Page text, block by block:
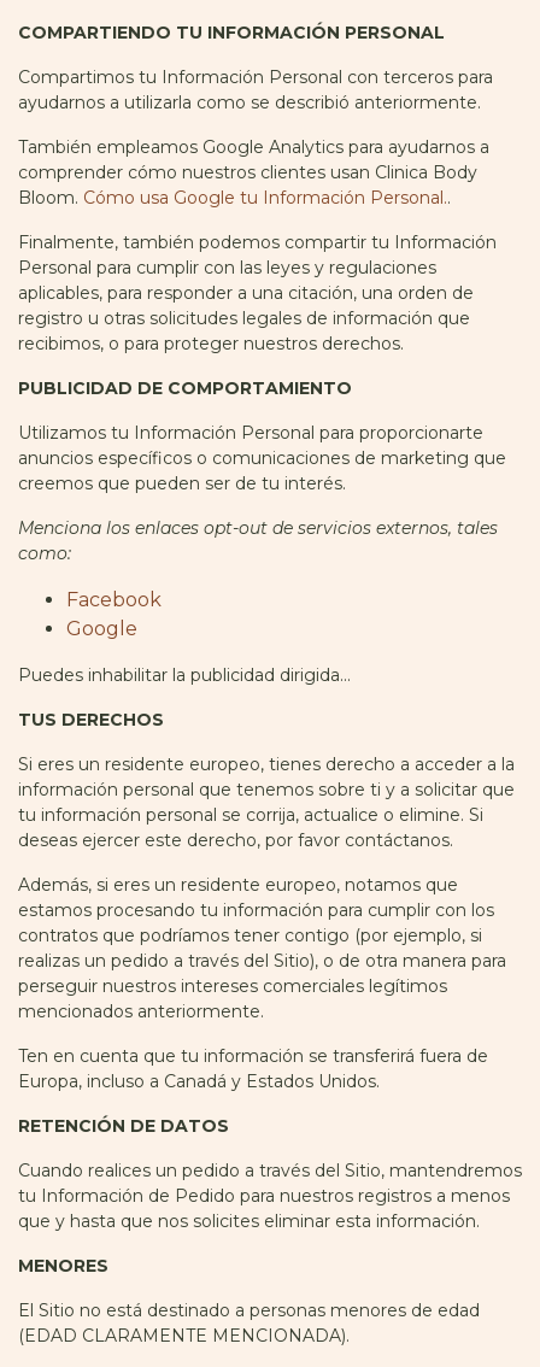
COMPARTIENDO TU INFORMACIÓN PERSONAL
Compartimos tu Información Personal con terceros para
ayudarnos a utilizarla como se describió anteriormente.
También empleamos Google Analytics para ayudarnos a
comprender cómo nuestros clientes usan Clinica Body
Bloom. Cómo usa Google tu Información Personal..
Finalmente, también podemos compartir tu Información
Personal para cumplir con las leyes y regulaciones
aplicables, para responder a una citación, una orden de
registro u otras solicitudes legales de información que
recibimos, o para proteger nuestros derechos.
PUBLICIDAD DE COMPORTAMIENTO
Utilizamos tu Información Personal para proporcionarte
anuncios específicos o comunicaciones de marketing que
creemos que pueden ser de tu interés.
Menciona los enlaces opt-out de servicios externos, tales
como:
Facebook
Google
Puedes inhabilitar la publicidad dirigida...
TUS DERECHOS
Si eres un residente europeo, tienes derecho a acceder a la
información personal que tenemos sobre ti y a solicitar que
tu información personal se corrija, actualice o elimine. Si
deseas ejercer este derecho, por favor contáctanos.
Además, si eres un residente europeo, notamos que
estamos procesando tu información para cumplir con los
contratos que podríamos tener contigo (por ejemplo, si
realizas un pedido a través del Sitio), o de otra manera para
perseguir nuestros intereses comerciales legítimos
mencionados anteriormente.
Ten en cuenta que tu información se transferirá fuera de
Europa, incluso a Canadá y Estados Unidos.
RETENCIÓN DE DATOS
Cuando realices un pedido a través del Sitio, mantendremos
tu Información de Pedido para nuestros registros a menos
que y hasta que nos solicites eliminar esta información.
MENORES
El Sitio no está destinado a personas menores de edad
(EDAD CLARAMENTE MENCIONADA).